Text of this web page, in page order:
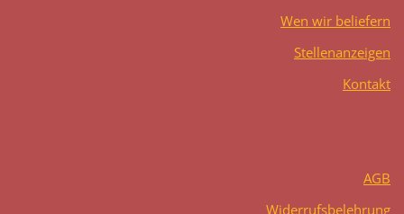
Wen wir beliefern
Stellenanzeigen
Kontakt
AGB
Widerrufsbelehrung